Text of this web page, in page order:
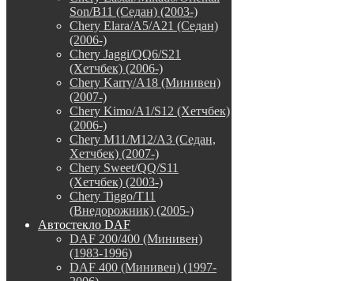
Son/B11 (Седан) (2003-)
Chery Elara/A5/A21 (Седан)
(2006-)
Chery Jaggi/QQ6/S21
(Хетчбек) (2006-)
Chery Karry/A18 (Минивен)
(2007-)
Chery Kimo/A1/S12 (Хетчбек)
(2006-)
Chery M11/M12/A3 (Седан,
Хетчбек) (2007-)
Chery Sweet/QQ/S11
(Хетчбек) (2003-)
Chery Tiggo/T11
(Внедорожник) (2005-)
Автостекло DAF
DAF 200/400 (Минивен)
(1983-1996)
DAF 400 (Минивен) (1997-